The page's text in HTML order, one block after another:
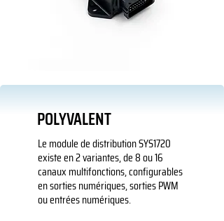
POLYVALENT
Le module de distribution SYS1720
existe en 2 variantes, de 8 ou 16
canaux multifonctions, configurables
en sorties numériques, sorties PWM
ou entrées numériques.